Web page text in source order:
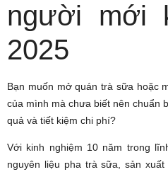
người mới
2025
Bạn muốn mở quán trà sữa hoặc
của mình mà chưa biết nên chuẩn
quả và tiết kiệm chi phí?
Với kinh nghiệm 10 năm trong
nguyên liệu pha trà sữa, sản